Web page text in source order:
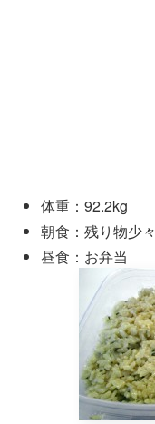
体重：92.2kg
朝食：残り物少々
昼食：お弁当